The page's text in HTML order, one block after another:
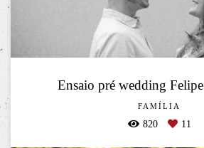
Ensaio pré wedding
FAMÍLIA
820 11